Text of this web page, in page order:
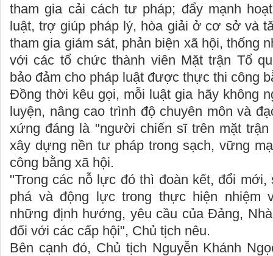
tham gia cải cách tư pháp; đẩy mạnh
luật, trợ giúp pháp lý, hòa giải ở cơ sở và
tham gia giám sát, phản biện xã hội, thống
với các tổ chức thành viên Mặt trận Tổ
bảo đảm cho pháp luật được thực thi công
Đồng thời kêu gọi, mỗi luật gia hãy không
luyện, nâng cao trình độ chuyên môn và
xứng đáng là "người chiến sĩ trên mặt trận
xây dựng nền tư pháp trong sạch, vững
công bằng xã hội.
"Trong các nỗ lực đó thì đoàn kết, đổi mới,
phá và động lực trong thực hiện nhiệm
những định hướng, yêu cầu của Đảng,
đối với các cấp hội", Chủ tịch nêu.
Bên cạnh đó, Chủ tịch Nguyễn Khánh